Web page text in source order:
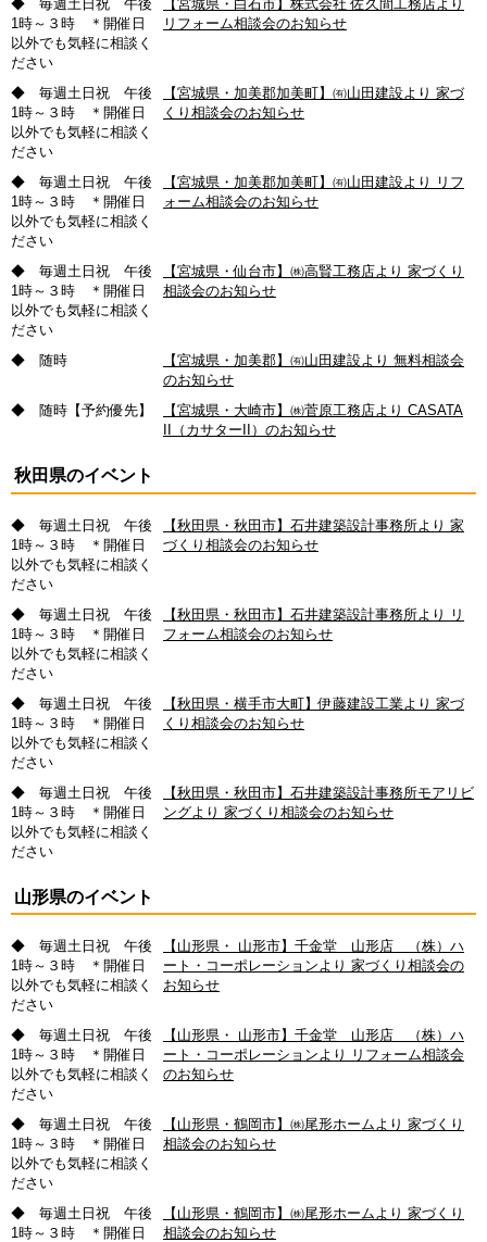
◆ 毎週土日祝 午後
1時～３時 ＊開催日
以外でも気軽に相談く
ださい
【宮城県・白石市】株式会社 佐久間工務店より
リフォーム相談会のお知らせ
◆ 毎週土日祝 午後
1時～３時 ＊開催日
以外でも気軽に相談く
ださい
【宮城県・加美郡加美町】㈲山田建設より 家づ
くり相談会のお知らせ
◆ 毎週土日祝 午後
1時～３時 ＊開催日
以外でも気軽に相談く
ださい
【宮城県・加美郡加美町】㈲山田建設より リフ
ォーム相談会のお知らせ
◆ 毎週土日祝 午後
1時～３時 ＊開催日
以外でも気軽に相談く
ださい
【宮城県・仙台市】㈱高賢工務店より 家づくり
相談会のお知らせ
◆ 随時
【宮城県・加美郡】㈲山田建設より 無料相談会
のお知らせ
◆ 随時【予約優先】
【宮城県・大崎市】㈱菅原工務店より CASATA
II（カサターII）のお知らせ
秋田県のイベント
◆ 毎週土日祝 午後
1時～３時 ＊開催日
以外でも気軽に相談く
ださい
【秋田県・秋田市】石井建築設計事務所より 家
づくり相談会のお知らせ
◆ 毎週土日祝 午後
1時～３時 ＊開催日
以外でも気軽に相談く
ださい
【秋田県・秋田市】石井建築設計事務所より リ
フォーム相談会のお知らせ
◆ 毎週土日祝 午後
1時～３時 ＊開催日
以外でも気軽に相談く
ださい
【秋田県・横手市大町】伊藤建設工業より 家づ
くり相談会のお知らせ
◆ 毎週土日祝 午後
1時～３時 ＊開催日
以外でも気軽に相談く
ださい
【秋田県・秋田市】石井建築設計事務所モアリビ
ングより 家づくり相談会のお知らせ
山形県のイベント
◆ 毎週土日祝 午後
1時～３時 ＊開催日
以外でも気軽に相談く
ださい
【山形県・ 山形市】千金堂 山形店 （株）ハ
ート・コーポレーションより 家づくり相談会の
お知らせ
◆ 毎週土日祝 午後
1時～３時 ＊開催日
以外でも気軽に相談く
ださい
【山形県・ 山形市】千金堂 山形店 （株）ハ
ート・コーポレーションより リフォーム相談会
のお知らせ
◆ 毎週土日祝 午後
1時～３時 ＊開催日
以外でも気軽に相談く
ださい
【山形県・鶴岡市】㈱尾形ホームより 家づくり
相談会のお知らせ
◆ 毎週土日祝 午後
1時～３時 ＊開催日
【山形県・鶴岡市】㈱尾形ホームより 家づくり
相談会のお知らせ